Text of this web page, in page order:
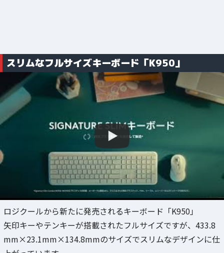
スリムなフルサイズキーボード「K950」
ロジクールから新たに発売されるキーボード「K950」
矢印キーやテンキーが搭載されたフルサイズですが、433.8
mm×23.1mm×134.8mmのサイズでスリムなデザインに仕